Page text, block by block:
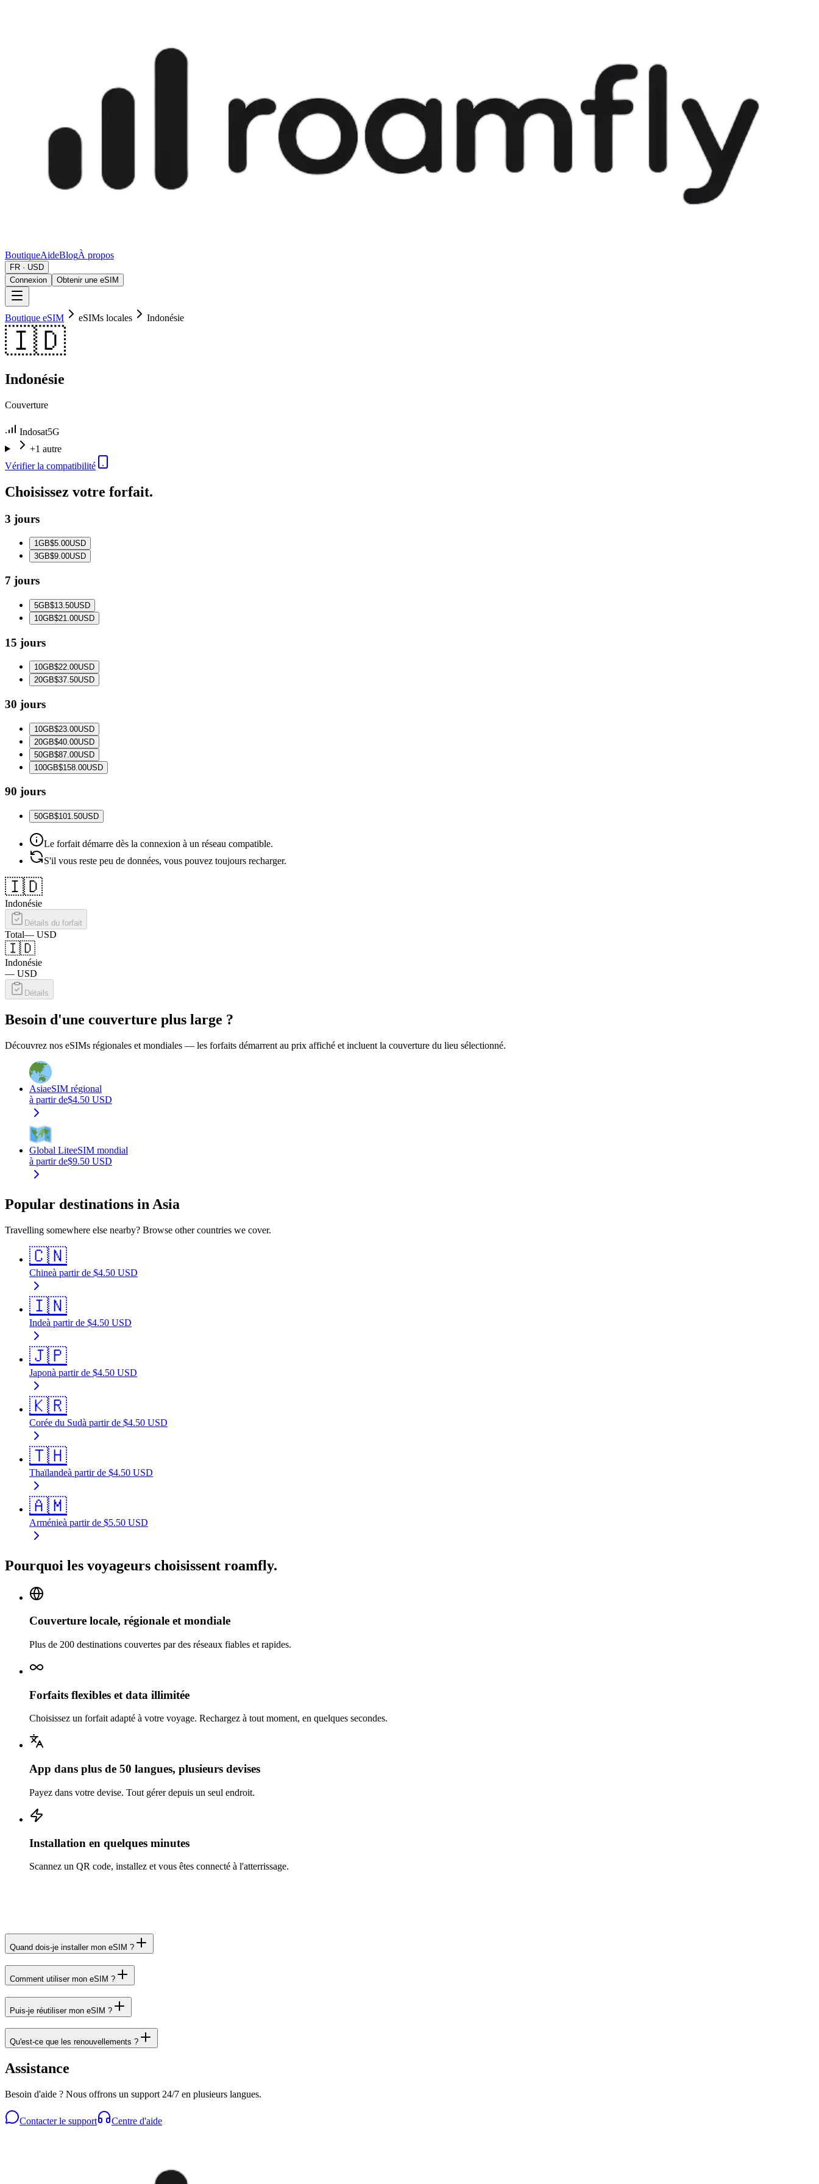
BoutiqueAideBlogÀ propos
FR · USD
Connexion
Obtenir une eSIM
Boutique eSIM eSIMs locales Indonésie
🇮🇩
Indonésie
Couverture
Indosat5G
+1 autre
Vérifier la compatibilité
Choisissez votre forfait.
3 jours
1GB$5.00USD
3GB$9.00USD
7 jours
5GB$13.50USD
10GB$21.00USD
15 jours
10GB$22.00USD
20GB$37.50USD
30 jours
10GB$23.00USD
20GB$40.00USD
50GB$87.00USD
100GB$158.00USD
90 jours
50GB$101.50USD
Le forfait démarre dès la connexion à un réseau compatible.
S'il vous reste peu de données, vous pouvez toujours recharger.
🇮🇩
Indonésie
Détails du forfait
Total— USD
🇮🇩
Indonésie
— USD
Détails
Besoin d'une couverture plus large ?
Découvrez nos eSIMs régionales et mondiales — les forfaits démarrent au prix affiché et incluent la couverture du lieu sélectionné.
AsiaeSIM régional
à partir de$4.50 USD
Global LiteeSIM mondial
à partir de$9.50 USD
Popular destinations in Asia
Travelling somewhere else nearby? Browse other countries we cover.
🇨🇳
Chineà partir de $4.50 USD
🇮🇳
Indeà partir de $4.50 USD
🇯🇵
Japonà partir de $4.50 USD
🇰🇷
Corée du Sudà partir de $4.50 USD
🇹🇭
Thaïlandeà partir de $4.50 USD
🇦🇲
Arménieà partir de $5.50 USD
Pourquoi les voyageurs choisissent roamfly.
Couverture locale, régionale et mondiale
Plus de 200 destinations couvertes par des réseaux fiables et rapides.
Forfaits flexibles et data illimitée
Choisissez un forfait adapté à votre voyage. Rechargez à tout moment, en quelques secondes.
App dans plus de 50 langues, plusieurs devises
Payez dans votre devise. Tout gérer depuis un seul endroit.
Installation en quelques minutes
Scannez un QR code, installez et vous êtes connecté à l'atterrissage.
Quand dois-je installer mon eSIM ?
Comment utiliser mon eSIM ?
Puis-je réutiliser mon eSIM ?
Qu'est-ce que les renouvellements ?
Assistance
Besoin d'aide ? Nous offrons un support 24/7 en plusieurs langues.
Contacter le support Centre d'aide